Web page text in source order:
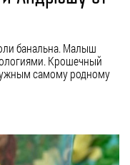
банальна. Малыш
Крошечный
самому родному